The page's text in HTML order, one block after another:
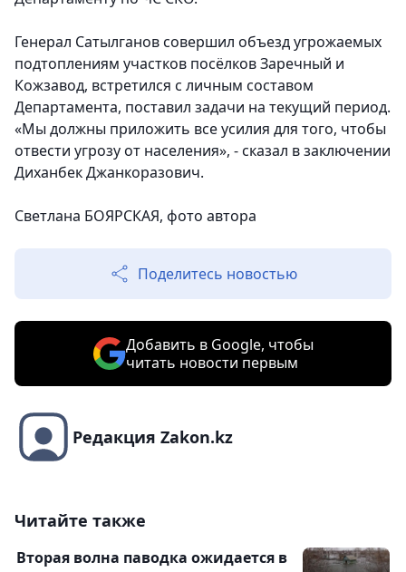
Генерал Сатылганов совершил объезд угрожаемых
подтоплениям участков посёлков Заречный и
Кожзавод, встретился с личным составом
Департамента, поставил задачи на текущий период.
«Мы должны приложить все усилия для того, чтобы
отвести угрозу от населения», - сказал в заключении
Диханбек Джанкоразович.
Светлана БОЯРСКАЯ, фото автора
Поделитесь новостью
Добавить в Google, чтобы
читать новости первым
Редакция Zakon.kz
Читайте также
Вторая волна паводка ожидается в